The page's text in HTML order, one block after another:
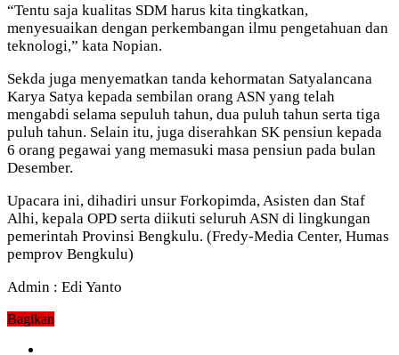
“Tentu saja kualitas SDM harus kita tingkatkan,
menyesuaikan dengan perkembangan ilmu pengetahuan dan
teknologi,” kata Nopian.
Sekda juga menyematkan tanda kehormatan Satyalancana
Karya Satya kepada sembilan orang ASN yang telah
mengabdi selama sepuluh tahun, dua puluh tahun serta tiga
puluh tahun. Selain itu, juga diserahkan SK pensiun kepada
6 orang pegawai yang memasuki masa pensiun pada bulan
Desember.
Upacara ini, dihadiri unsur Forkopimda, Asisten dan Staf
Alhi, kepala OPD serta diikuti seluruh ASN di lingkungan
pemerintah Provinsi Bengkulu. (Fredy-Media Center, Humas
pemprov Bengkulu)
Admin : Edi Yanto
Bagikan